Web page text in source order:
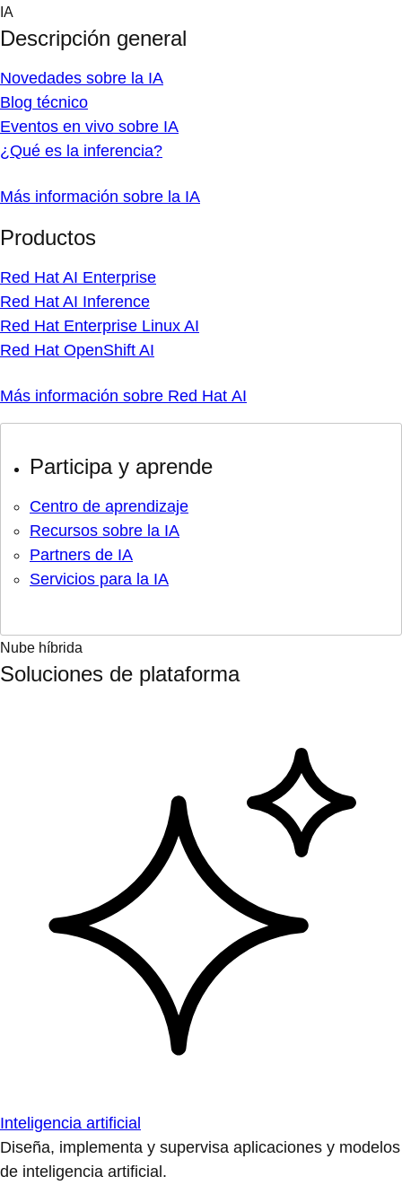
Skip
content
IA
Descripción general
Novedades sobre la IA
Blog técnico
Eventos en vivo sobre IA
¿Qué es la inferencia?
Más información sobre la IA
Productos
Red Hat AI Enterprise
Red Hat AI Inference
Red Hat Enterprise Linux AI
Red Hat OpenShift AI
Más información sobre Red Hat AI
Participa y aprende
Centro de aprendizaje
Recursos sobre la IA
Partners de IA
Servicios para la IA
Nube híbrida
Soluciones de plataforma
Inteligencia artificial
Diseña, implementa y supervisa aplicaciones y modelos
de inteligencia artificial.